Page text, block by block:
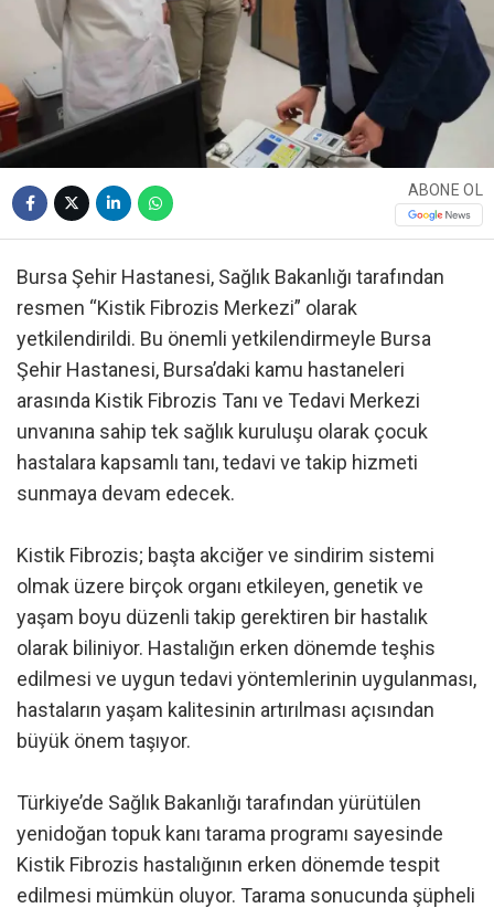
ABONE OL
Bursa Şehir Hastanesi, Sağlık Bakanlığı tarafından
resmen “Kistik Fibrozis Merkezi” olarak
yetkilendirildi. Bu önemli yetkilendirmeyle Bursa
Şehir Hastanesi, Bursa’daki kamu hastaneleri
arasında Kistik Fibrozis Tanı ve Tedavi Merkezi
unvanına sahip tek sağlık kuruluşu olarak çocuk
hastalara kapsamlı tanı, tedavi ve takip hizmeti
sunmaya devam edecek.
Kistik Fibrozis; başta akciğer ve sindirim sistemi
olmak üzere birçok organı etkileyen, genetik ve
yaşam boyu düzenli takip gerektiren bir hastalık
olarak biliniyor. Hastalığın erken dönemde teşhis
edilmesi ve uygun tedavi yöntemlerinin uygulanması,
hastaların yaşam kalitesinin artırılması açısından
büyük önem taşıyor.
Türkiye’de Sağlık Bakanlığı tarafından yürütülen
yenidoğan topuk kanı tarama programı sayesinde
Kistik Fibrozis hastalığının erken dönemde tespit
edilmesi mümkün oluyor. Tarama sonucunda şüpheli